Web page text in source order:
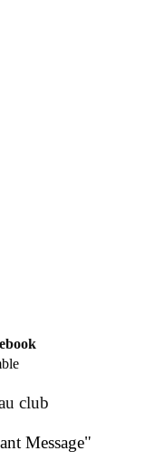
club
Message"